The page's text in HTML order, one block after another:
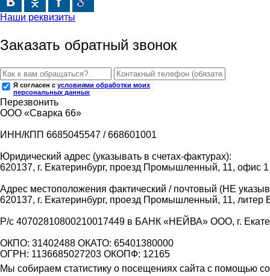
Наши реквизиты
Заказать обратный звонок
Я согласен с условиями обработки моих
персональных данных
Перезвонить
ООО «Сварка 66»
ИНН/КПП 6685045547 / 668601001
Юридический адрес (указывать в счетах-фактурах):
620137, г. Екатеринбург, проезд Промышленный, 11, офис 1
Адрес местоположения фактический / почтовый (НЕ
620137, г. Екатеринбург, проезд Промышленный, 11, литер
Р/с 40702810800210017449 в БАНК «НЕЙВА» ООО, г.
ОКПО: 31402488 ОКАТО: 65401380000
ОГРН: 1136685027203 ОКОПФ: 12165
Мы собираем статистику о посещениях сайта с помощью